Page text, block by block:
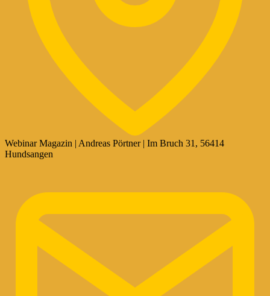
Webinar Magazin | Andreas Pörtner | Im Bruch 31, 56414
Hundsangen